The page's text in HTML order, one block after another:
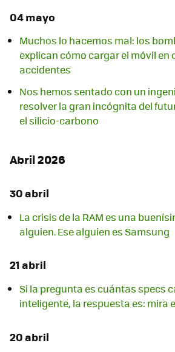
04 mayo
Muchos lo hacemos mal: los
explican cómo cargar el móvil en
accidentes
Nos hemos sentado con un
resolver la gran incógnita del
el silicio-carbono
Abril 2026
30 abril
La crisis de la RAM es una
alguien. Ese alguien es Samsung
21 abril
Si la pregunta es cuántas specs
inteligente, la respuesta es: mira
20 abril